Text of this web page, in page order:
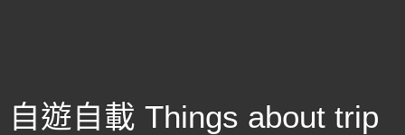
自遊自載 Things about trip